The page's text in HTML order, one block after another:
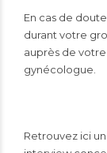
En cas de
durant votre
auprès de
gynécologue.
Retrouvez ici